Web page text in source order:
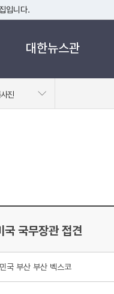
입니다.
부기관이 관리하는 누리집입니
대한뉴스관
진
국 국무장관 접견
국 부산 부산 벡스코